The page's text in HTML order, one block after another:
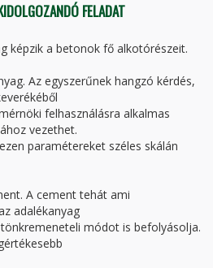
FELADAT
képzik a betonok fő alkotórészeit.
Az egyszerűnek hangzó kérdés,
felhasználásra alkalmas
vezethet.
paramétereket széles skálán
A cement tehát ami
adalékanyag
módot is befolyásolja.